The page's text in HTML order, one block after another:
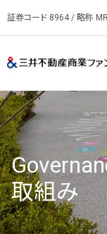
証券コード 8964 / 略称
取組み